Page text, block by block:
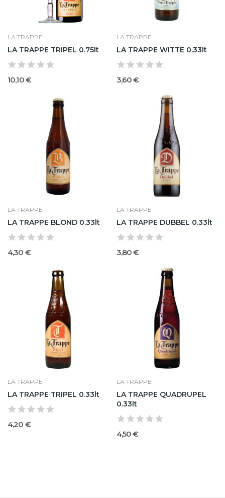
LA TRAPPE
LA TRAPPE TRIPEL 0.75lt
10,10 €
LA TRAPPE
LA TRAPPE WITTE 0.33lt
3,60 €
LA TRAPPE
LA TRAPPE BLOND 0.33lt
4,30 €
LA TRAPPE
LA TRAPPE DUBBEL 0.33lt
3,80 €
LA TRAPPE
LA TRAPPE TRIPEL 0.33lt
4,20 €
LA TRAPPE
LA TRAPPE QUADRUPEL
0.33lt
4,50 €